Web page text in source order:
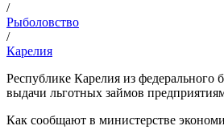
/
Рыболовство
/
Карелия
Республике Карелия из
выдачи льготных займов
Как сообщают в министерстве